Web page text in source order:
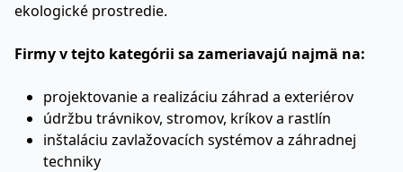
ekologické prostredie.
Firmy v tejto kategórii sa zameriavajú najmä na:
projektovanie a realizáciu záhrad a exteriérov
údržbu trávnikov, stromov, kríkov a rastlín
inštaláciu zavlažovacích systémov a záhradnej
techniky